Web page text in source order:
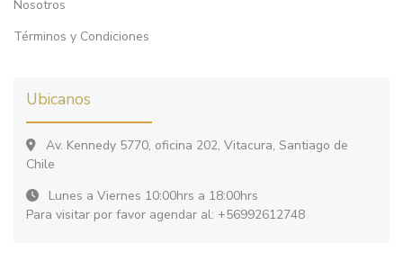
Nosotros
Términos y Condiciones
Ubicanos
Av. Kennedy 5770, oficina 202, Vitacura, Santiago de
Chile
Lunes a Viernes 10:00hrs a 18:00hrs
Para visitar por favor agendar al: +56992612748